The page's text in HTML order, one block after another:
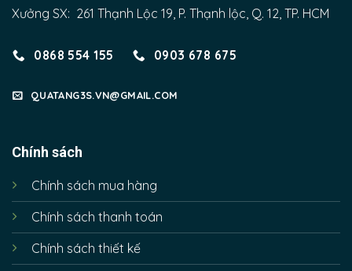
Xưởng SX: 261 Thạnh Lộc 19, P. Thạnh lộc, Q. 12, TP. HCM
0868 554 155 0903 678 675
QUATANG3S.VN@GMAIL.COM
Chính sách
Chính sách mua hàng
Chính sách thanh toán
Chính sách thiết kế